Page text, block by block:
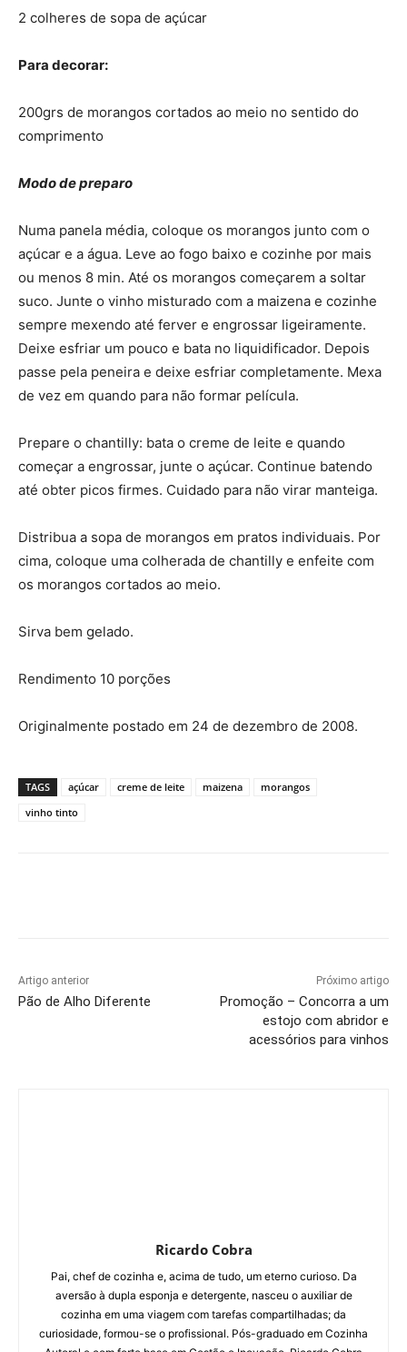
2 colheres de sopa de açúcar
Para decorar:
200grs de morangos cortados ao meio no sentido do
comprimento
Modo de preparo
Numa panela média, coloque os morangos junto com o
açúcar e a água. Leve ao fogo baixo e cozinhe por mais
ou menos 8 min. Até os morangos começarem a soltar
suco. Junte o vinho misturado com a maizena e cozinhe
sempre mexendo até ferver e engrossar ligeiramente.
Deixe esfriar um pouco e bata no liquidificador. Depois
passe pela peneira e deixe esfriar completamente. Mexa
de vez em quando para não formar película.
Prepare o chantilly: bata o creme de leite e quando
começar a engrossar, junte o açúcar. Continue batendo
até obter picos firmes. Cuidado para não virar manteiga.
Distribua a sopa de morangos em pratos individuais. Por
cima, coloque uma colherada de chantilly e enfeite com
os morangos cortados ao meio.
Sirva bem gelado.
Rendimento 10 porções
Originalmente postado em 24 de dezembro de 2008.
TAGS açúcar creme de leite maizena
morangos
vinho tinto
Artigo anterior
Pão de Alho Diferente
Próximo artigo
Promoção – Concorra a um
estojo com abridor e
acessórios para vinhos
Ricardo Cobra
Pai, chef de cozinha e, acima de tudo, um eterno curioso. Da
aversão à dupla esponja e detergente, nasceu o auxiliar de
cozinha em uma viagem com tarefas compartilhadas; da
curiosidade, formou-se o profissional. Pós-graduado em Cozinha